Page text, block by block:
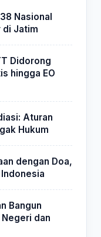
Nasional
di Jatim
Didorong
hingga EO
Aturan
Hukum
dengan Doa,
Bangun
dan